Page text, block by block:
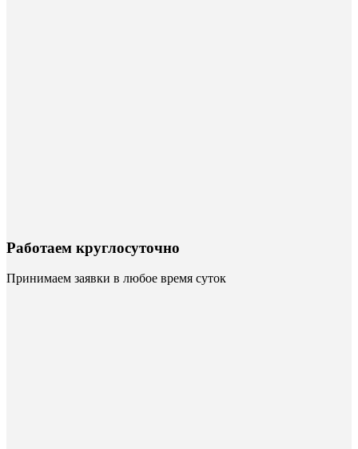
Работаем круглосуточно
Принимаем заявки в любое время суток